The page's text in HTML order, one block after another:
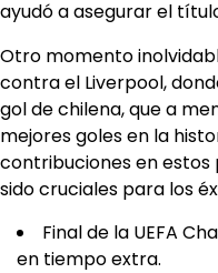
ayudó a asegurar el
Otro momento
contra el Liverpool,
gol de chilena, que a
mejores goles en la
contribuciones en
sido cruciales para los
Final de la UEFA
en tiempo extra.